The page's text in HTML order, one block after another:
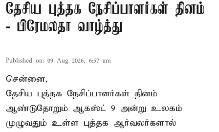
தேசிய புத்தக நேசிப்பாளர்கள் தினம்
- பிரேமலதா வாழ்த்து
Published on: 09 Aug 2026, 6:57 am
சென்னை,
தேசிய புத்தக நேசிப்பாளர்கள் தினம்
ஆண்டுதோறும் ஆகஸ்ட் 9 அன்று உலகம்
முழுவதும் உள்ள புத்தக ஆர்வலர்களால்